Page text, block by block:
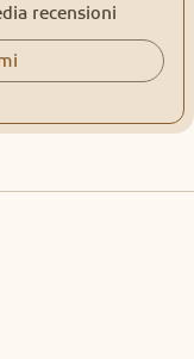
recensioni